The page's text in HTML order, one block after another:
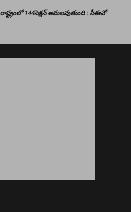
రాష్ట్రంలో 144సెక్షన్ అమలవుతుంది : సీఈవో